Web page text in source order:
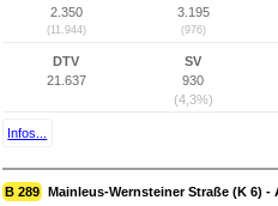
2.350
(11.944)
3.195
(976)
DTV
21.637
SV
930
(4,3%)
Infos...
B 289 Mainleus-Wernsteiner Straße (K 6) -